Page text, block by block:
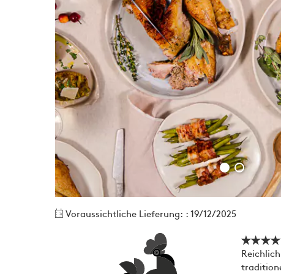
Voraussichtliche Lieferung: : 19/12/2025